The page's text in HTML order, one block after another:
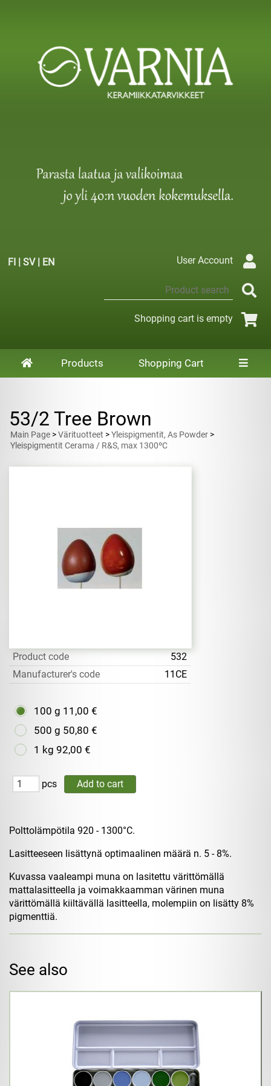
FI | SV| EN User Account
Shopping cart is empty
Products Shopping Cart
53/2 Tree Brown
Main Page >Värituotteet >Yleispigmentit, As Powder >
Yleispigmentit Cerama / R&S, max 1300ºC
Product code
532
Manufacturer's code
11CE
100 g 11,00 €
500 g 50,80 €
1 kg 92,00 €
pcs
Polttolämpötila 920 - 1300°C.
Lasitteeseen lisättynä optimaalinen määrä n. 5 - 8%.
Kuvassa vaaleampi muna on lasitettu värittömällä
mattalasitteella ja voimakkaamman värinen muna
värittömällä kiiltävällä lasitteella, molempiin on lisätty 8%
pigmenttiä.
See also